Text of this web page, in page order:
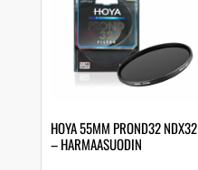
HOYA 55MM PROND32 NDX32
– HARMAASUODIN